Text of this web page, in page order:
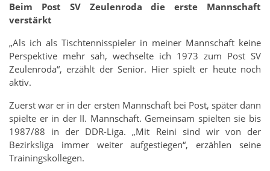
Beim Post SV Zeulenroda die erste Mannschaft
verstärkt
„Als ich als Tischtennisspieler in meiner Mannschaft keine
Perspektive mehr sah, wechselte ich 1973 zum Post SV
Zeulenroda“, erzählt der Senior. Hier spielt er heute noch
aktiv.
Zuerst war er in der ersten Mannschaft bei Post, später dann
spielte er in der II. Mannschaft. Gemeinsam spielten sie bis
1987/88 in der DDR-Liga. „Mit Reini sind wir von der
Bezirksliga immer weiter aufgestiegen“, erzählen seine
Trainingskollegen.